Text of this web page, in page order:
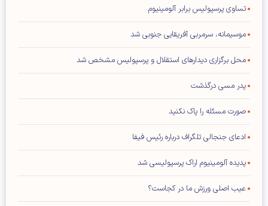
تساوی پرسپولیس برابر آلومینیوم
موسیمانه، سرمربی آفریقایی جنوبی شد
محل برگزاری دیدار‌های استقلال و پرسپولیس مشخص شد
پدر مسی درگذشت
صورت مسئله را پاک نکنید
ادعای جنجالی تلگراف درباره رئیس فیفا
پدیده آلومینیوم اراک پرسپولیسی شد
عیب اصلی ورزش ما در کجاست؟